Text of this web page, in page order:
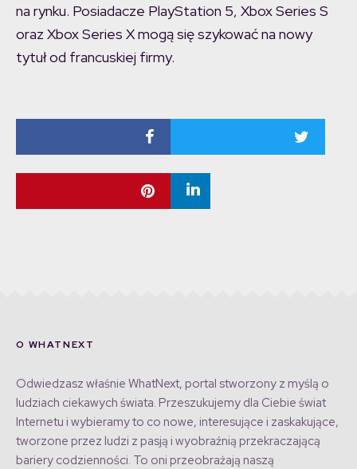
na rynku. Posiadacze PlayStation 5, Xbox Series S
oraz Xbox Series X mogą się szykować na nowy
tytuł od francuskiej firmy.
O WHATNEXT
Odwiedzasz właśnie WhatNext, portal stworzony z myślą o
ludziach ciekawych świata. Przeszukujemy dla Ciebie świat
Internetu i wybieramy to co nowe, interesujące i zaskakujące,
tworzone przez ludzi z pasją i wyobraźnią przekraczającą
bariery codzienności. To oni przeobrażają naszą